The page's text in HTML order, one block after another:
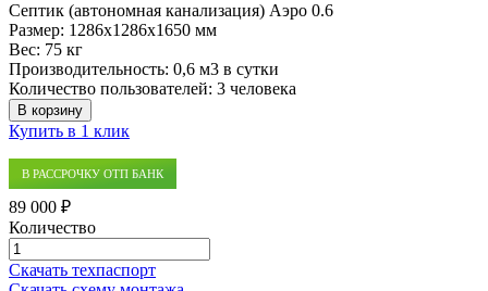
Септик (автономная канализация) Аэро 0.6
Размер: 1286x1286x1650 мм
Вес: 75 кг
Производительность: 0,6 м3 в сутки
Количество пользователей: 3 человека
В корзину
Купить в 1 клик
В РАССРОЧКУ ОТП БАНК
89 000 ₽
Количество
Количество
товара
Септик
Скачать техпаспорт